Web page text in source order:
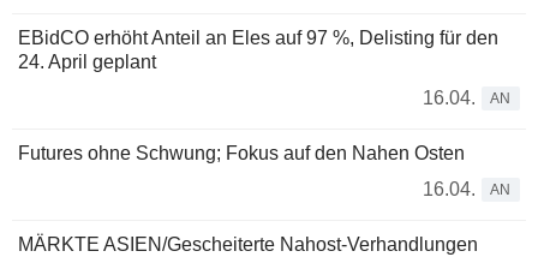
EBidCO erhöht Anteil an Eles auf 97 %, Delisting für den
24. April geplant
16.04.
AN
Futures ohne Schwung; Fokus auf den Nahen Osten
16.04.
AN
MÄRKTE ASIEN/Gescheiterte Nahost-Verhandlungen